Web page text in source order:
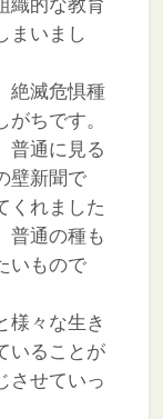
織的な教育
まいまし
絶滅危惧種
ちです。
普通に見る
壁新聞で
くれました
普通の種も
いもので
様々な生き
いることが
させていっ